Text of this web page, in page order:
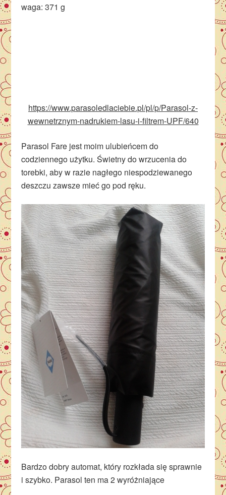
waga: 371 g
https://www.parasoledlaciebie.pl/pl/p/Parasol-z-
wewnetrznym-nadrukiem-lasu-i-filtrem-UPF/640
Parasol Fare jest moim ulubieńcem do
codziennego użytku. Świetny do wrzucenia do
torebki, aby w razie nagłego niespodziewanego
deszczu zawsze mieć go pod ręku.
Bardzo dobry automat, który rozkłada się sprawnie
i szybko. Parasol ten ma 2 wyróżniające